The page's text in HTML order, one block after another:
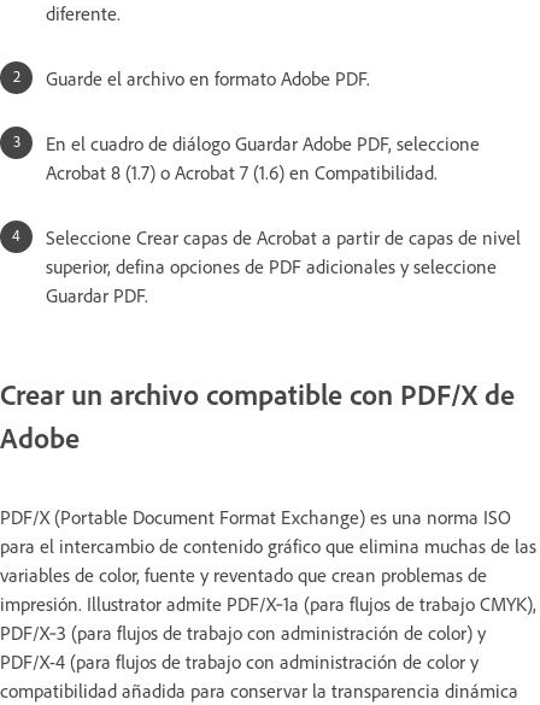
diferente.
Guarde el archivo en formato Adobe PDF.
En el cuadro de diálogo Guardar Adobe PDF, seleccione
Acrobat 8 (1.7) o Acrobat 7 (1.6) en Compatibilidad.
Seleccione Crear capas de Acrobat a partir de capas de nivel
superior, defina opciones de PDF adicionales y seleccione
Guardar PDF.
Crear un archivo compatible con PDF/X de
Adobe
PDF/X (Portable Document Format Exchange) es una norma ISO
para el intercambio de contenido gráfico que elimina muchas de las
variables de color, fuente y reventado que crean problemas de
impresión. Illustrator admite PDF/X‑1a (para flujos de trabajo CMYK),
PDF/X‑3 (para flujos de trabajo con administración de color) y
PDF/X-4 (para flujos de trabajo con administración de color y
compatibilidad añadida para conservar la transparencia dinámica